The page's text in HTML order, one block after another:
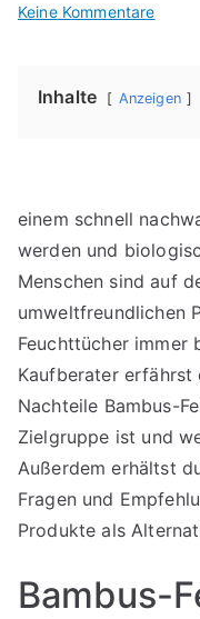
Keine Kommentarefür
Inhalte Anzeigen
einem schnell
werden und
Menschen sind auf
umweltfreundlichen
Feuchttücher immer
Kaufberater erfährst
Nachteile Bambus-
Zielgruppe ist und
Außerdem erhältst
Fragen und
Produkte als
Bambus-